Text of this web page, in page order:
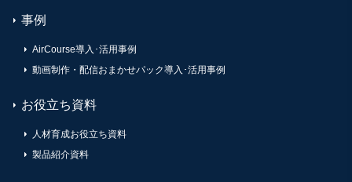
事例
AirCourse導入･活用事例
動画制作・配信おまかせパック導入･活用事例
お役立ち資料
人材育成お役立ち資料
製品紹介資料